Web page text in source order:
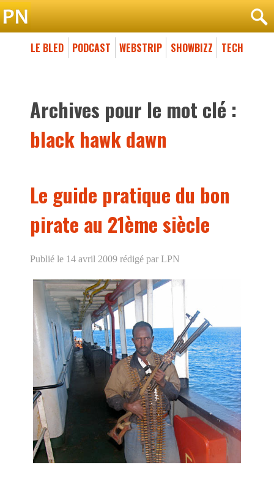
LE BLED PODCAST WEBSTRIP SHOWBIZZ TECH
Archives pour le mot clé :
black hawk dawn
Le guide pratique du bon
pirate au 21ème siècle
Publié le 14 avril 2009 rédigé par LPN